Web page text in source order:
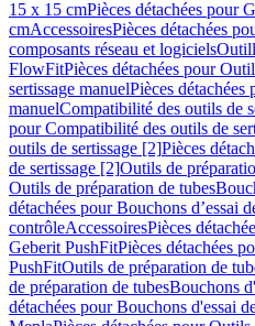
15 x 15 cmPièces détachées pour
cmAccessoiresPièces détachées
composants réseau et logiciels
FlowFitPièces détachées pour
sertissage manuelPièces détachées
manuelCompatibilité des outils de
pour Compatibilité des outils de
outils de sertissage [2]Pièces
de sertissage [2]Outils de
Outils de préparation de tubes
détachées pour Bouchons d’essai
contrôleAccessoiresPièces
Geberit PushFitPièces détachées
PushFitOutils de préparation de
de préparation de tubesBouchons
détachées pour Bouchons d'essai